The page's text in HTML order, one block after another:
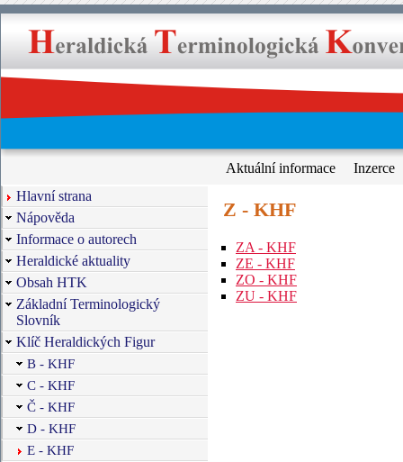
Aktuální informace
Inzerce
Hlavní strana
Nápověda
Informace o autorech
Heraldické aktuality
Obsah HTK
Základní Terminologický
Slovník
Klíč Heraldických Figur
B - KHF
C - KHF
Č - KHF
D - KHF
E - KHF
Z - KHF
ZA - KHF
ZE - KHF
ZO - KHF
ZU - KHF